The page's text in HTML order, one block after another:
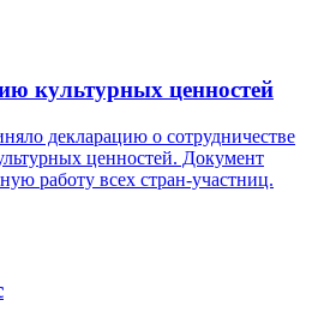
культурных ценностей
декларацию о сотрудничестве
ценностей. Документ
работу всех стран-участниц.